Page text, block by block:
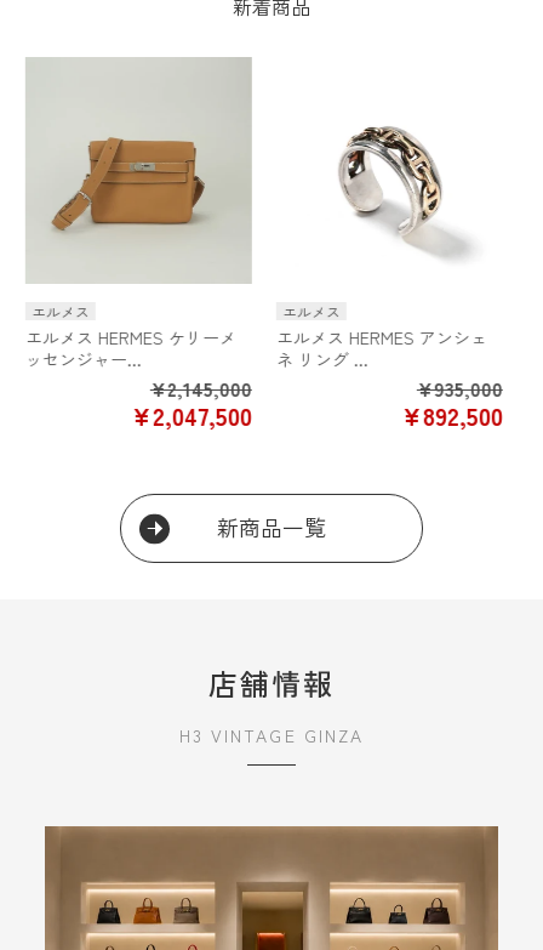
新着商品
エルメス
ルメス HERMES ケリーメ
センジャー...
¥2,145,000
SALE
¥2,047,500
エルメス
エルメス HERMES アンシェ
ネ リング ...
¥935,000
SALE
¥892,500
新商品一覧
店舗情報
H3 VINTAGE GINZA